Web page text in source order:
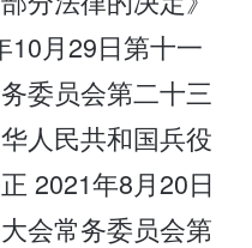
10月29日第十一
委员会第二十三
人民共和国兵役
2021年8月20日
会常务委员会第